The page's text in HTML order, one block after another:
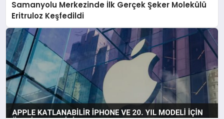
Samanyolu Merkezinde İlk Gerçek Şeker Molekülü
Eritruloz Keşfedildi